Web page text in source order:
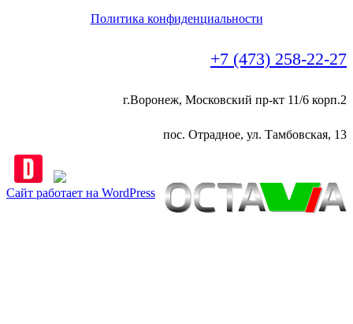
Политика конфиденциальности
+7 (473) 258-22-27
г.Воронеж, Московский пр-кт 11/6 корп.2
пос. Отрадное, ул. Тамбовская, 13
Сайт работает на WordPress